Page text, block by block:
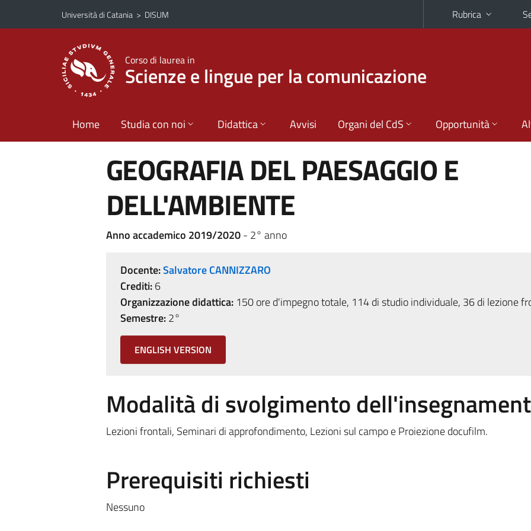
Vai al contenuto principale
Vai al menu di navigazione
Università di Catania > DISUM Rubrica
Corso di laurea in
Scienze e lingue per la comunicazione
Home Studia con noi Didattica Avvisi Organi del CdS Opportunità
GEOGRAFIA DEL PAESAGGIO E
DELL'AMBIENTE
Anno accademico 2019/2020- 2° anno
Docente:Salvatore CANNIZZARO
Crediti:6
Organizzazione didattica:150 ore d'impegno totale, 114 di studio individuale, 36 di lezione
Semestre:2°
ENGLISH VERSION
Modalità di svolgimento
Lezioni frontali, Seminari di approfondimento, Lezioni sul campo e Proiezione docufilm.
Prerequisiti richiesti
Nessuno